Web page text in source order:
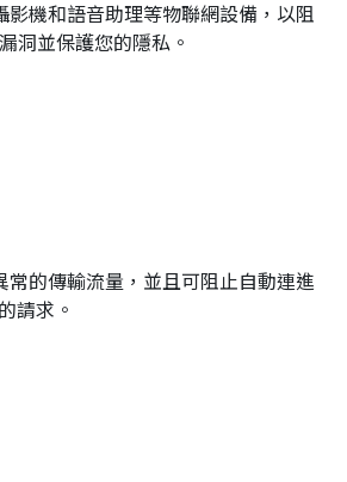
影機和語音助理等物聯網設備，以阻
洞並保護您的隱私。
常的傳輸流量，並且可阻止自動連進
請求。